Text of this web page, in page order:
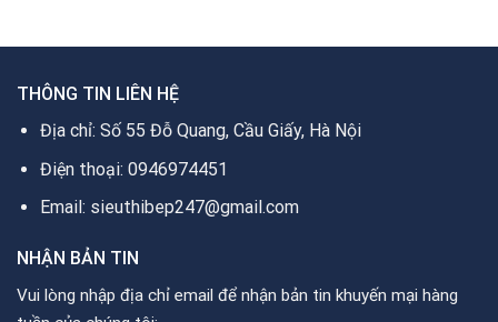
THÔNG TIN LIÊN HỆ
Địa chỉ: Số 55 Đỗ Quang, Cầu Giấy, Hà Nội
Điện thoại: 0946974451
Email: sieuthibep247@gmail.com
NHẬN BẢN TIN
Vui lòng nhập địa chỉ email để nhận bản tin khuyến mại hàng